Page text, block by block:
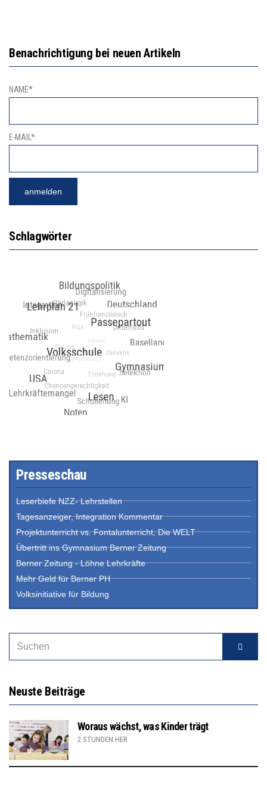
Benachrichtigung bei neuen Artikeln
NAME*
E-MAIL*
Schlagwörter
Presseschau
Leserbiefe NZZ- Lehrstellen
Tagesanzeiger, Integration Kommentar
Projektunterricht vs. Fontalunterricht, Die WELT
Übertritt ins Gymnasium Berner Zeitung
Berner Zeitung - Löhne Lehrkräfte
Mehr Geld für Berner PH
Volksinitiative für Bildung
Neuste Beiträge
Woraus wächst, was Kinder trägt
2 STUNDEN HER